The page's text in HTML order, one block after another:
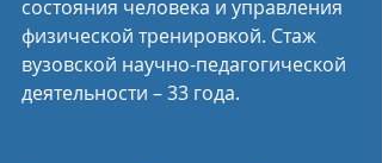
состояния человека и управления
физической тренировкой. Стаж
вузовской научно-педагогической
деятельности – 33 года.